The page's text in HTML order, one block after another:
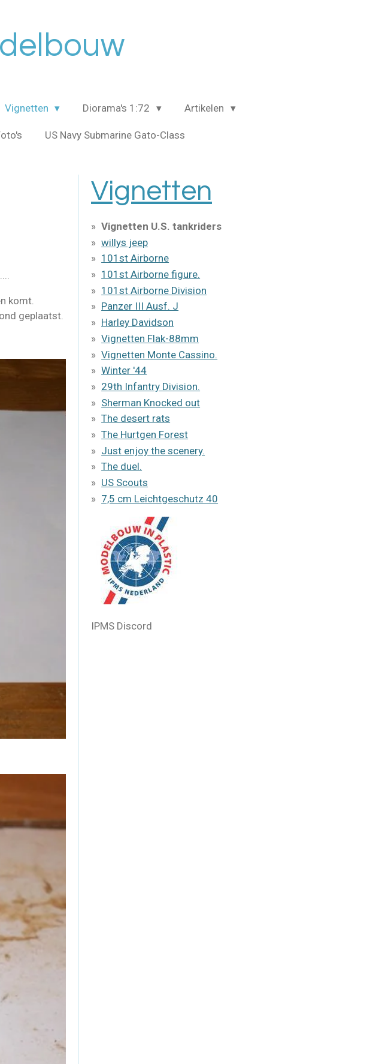
Vignetten Diorama's 1:72 Artikelen
US Navy Submarine Gato-Class
komt.
geplaatst.
Vignetten
Vignetten U.S. tankriders
willys jeep
101st Airborne
101st Airborne figure.
101st Airborne Division
Panzer III Ausf. J
Harley Davidson
Vignetten Flak-88mm
Vignetten Monte Cassino.
Winter '44
29th Infantry Division.
Sherman Knocked out
The desert rats
The Hurtgen Forest
Just enjoy the scenery.
The duel.
US Scouts
7,5 cm Leichtgeschutz 40
IPMS Discord